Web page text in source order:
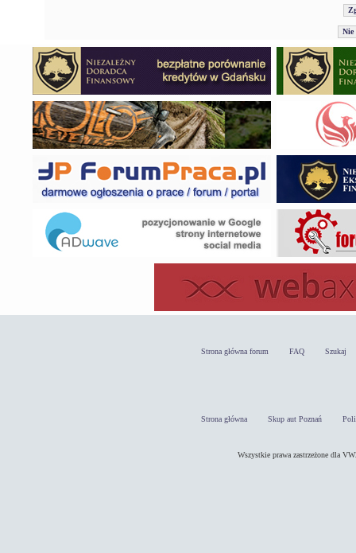
Strona główna forum FAQ Szukaj
Strona główna Skup aut Poznań
Wszystkie prawa zastrzeżone dla